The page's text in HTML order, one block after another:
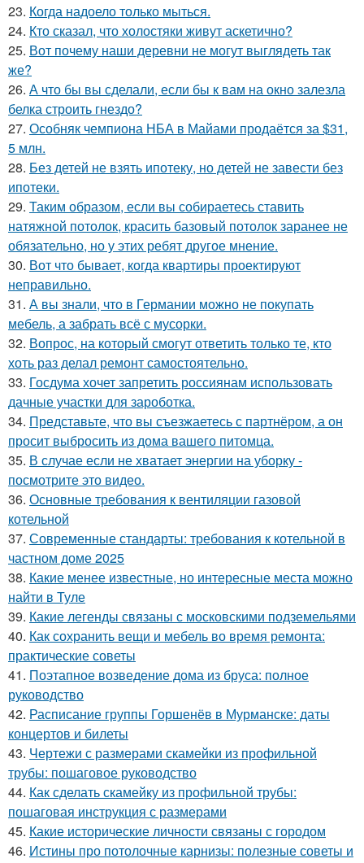
23. Когда надоело только мыться.
24. Кто сказал, что холостяки живут аскетично?
25. Вот почему наши деревни не могут выглядеть так
же?
26. А что бы вы сделали, если бы к вам на окно залезла
белка строить гнездо?
27. Особняк чемпиона НБА в Майами продаётся за $31,
5 млн.
28. Без детей не взять ипотеку, но детей не завести без
ипотеки.
29. Таким образом, если вы собираетесь ставить
натяжной потолок, красить базовый потолок заранее не
обязательно, но у этих ребят другое мнение.
30. Вот что бывает, когда квартиры проектируют
неправильно.
31. А вы знали, что в Германии можно не покупать
мебель, а забрать всё с мусорки.
32. Вопрос, на который смогут ответить только те, кто
хоть раз делал ремонт самостоятельно.
33. Госдума хочет запретить россиянам использовать
дачные участки для зароботка.
34. Представьте, что вы съезжаетесь с партнёром, а он
просит выбросить из дома вашего питомца.
35. В случае если не хватает энергии на уборку -
посмотрите это видео.
36. Основные требования к вентиляции газовой
котельной
37. Современные стандарты: требования к котельной в
частном доме 2025
38. Какие менее известные, но интересные места можно
найти в Туле
39. Какие легенды связаны с московскими подземельями
40. Как сохранить вещи и мебель во время ремонта:
практические советы
41. Поэтапное возведение дома из бруса: полное
руководство
42. Расписание группы Горшенёв в Мурманске: даты
концертов и билеты
43. Чертежи с размерами скамейки из профильной
трубы: пошаговое руководство
44. Как сделать скамейку из профильной трубы:
пошаговая инструкция с размерами
45. Какие исторические личности связаны с городом
46. Истины про потолочные карнизы: полезные советы и